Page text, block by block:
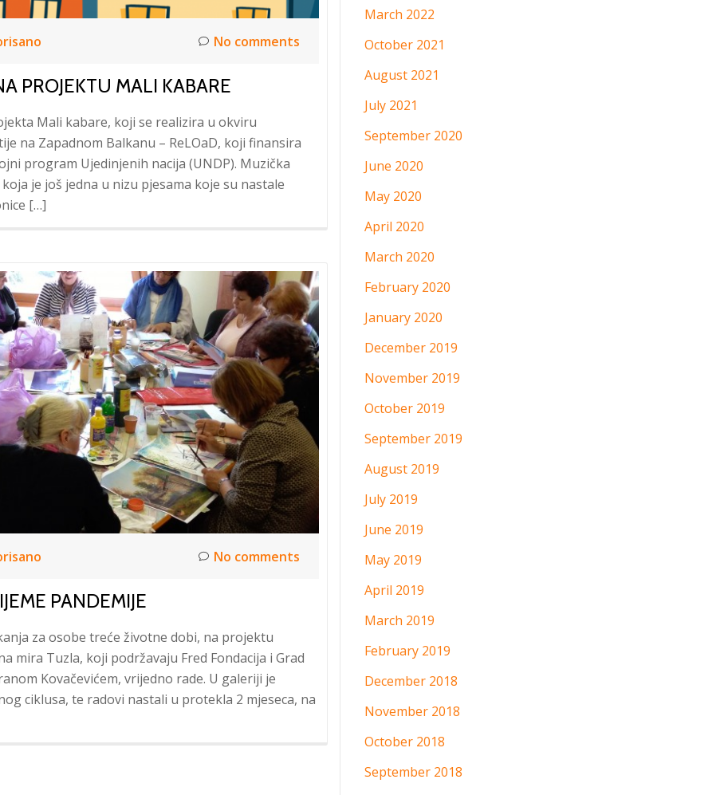
No comments
PROJEKTU MALI KABARE
Mali kabare, koji se realizira u okviru
na Zapadnom Balkanu – ReLOaD, koji finansira
program Ujedinjenih nacija (UNDP). Muzička
je još jedna u nizu pjesama koje su nastale
[…]
No comments
PANDEMIJE
za osobe treće životne dobi, na projektu
mira Tuzla, koji podržavaju Fred Fondacija i Grad
Kovačevićem, vrijedno rade. U galeriji je
ciklusa, te radovi nastali u protekla 2 mjeseca, na
March 2022
October 2021
August 2021
July 2021
September 2020
June 2020
May 2020
April 2020
March 2020
February 2020
January 2020
December 2019
November 2019
October 2019
September 2019
August 2019
July 2019
June 2019
May 2019
April 2019
March 2019
February 2019
December 2018
November 2018
October 2018
September 2018